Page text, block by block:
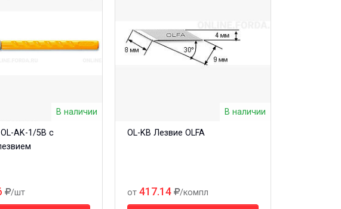
В наличии
AK-1/5B с
/шт
В наличии
OL-KB Лезвие OLFA
от 417.14 /компл